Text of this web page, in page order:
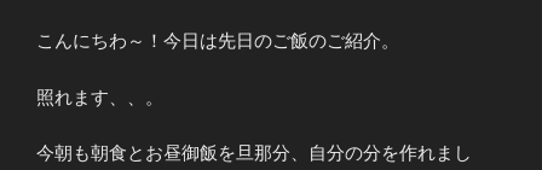
こんにちわ～！今日は先日のご飯のご紹介。
照れます、、。
今朝も朝食とお昼御飯を旦那分、自分の分を作れまし